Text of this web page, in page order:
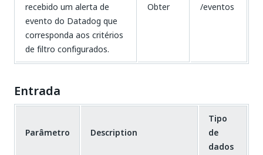
recebido um alerta de
evento do Datadog que
corresponda aos critérios
de filtro configurados.
Obter /eventos
Entrada
Parâmetro Description
Tipo
de
dados